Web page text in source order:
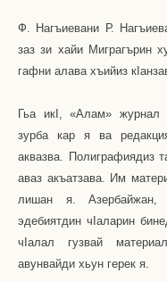
Ф. Нагъиевани Р.
заз зи хайи Миграгърин
гафни алава хъийиз к
Гьа икI , «Алам» журнал
зурба кар я ва
аквазва. Полиграфиядиз
аваз акъатзава. Им
лишан я.
эдебиятдин ч аларин
ч алал гузвай
авунвайди хьун герек я.